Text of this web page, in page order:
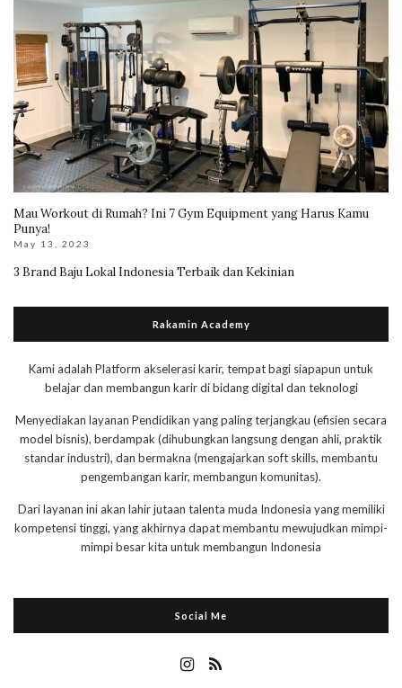
Mau Workout di Rumah? Ini 7 Gym Equipment yang Harus Kamu
Punya!
May 13, 2023
3 Brand Baju Lokal Indonesia Terbaik dan Kekinian
Rakamin Academy
Kami adalah Platform akselerasi karir, tempat bagi siapapun untuk
belajar dan membangun karir di bidang digital dan teknologi
Menyediakan layanan Pendidikan yang paling terjangkau (efisien secara
model bisnis), berdampak (dihubungkan langsung dengan ahli, praktik
standar industri), dan bermakna (mengajarkan soft skills, membantu
pengembangan karir, membangun komunitas).
Dari layanan ini akan lahir jutaan talenta muda Indonesia yang memiliki
kompetensi tinggi, yang akhirnya dapat membantu mewujudkan mimpi-
mimpi besar kita untuk membangun Indonesia
Social Me